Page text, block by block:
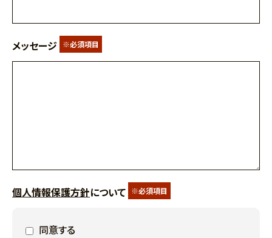
メッセージ ※必須項目
個人情報保護方針について ※必須項目
同意する